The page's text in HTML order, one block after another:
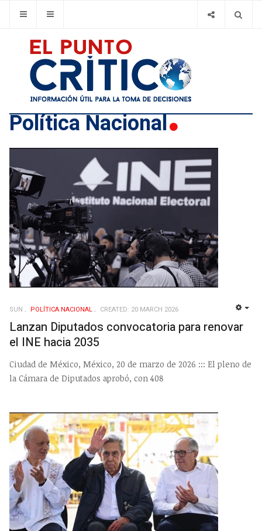
Polí­tica Nacional
SUN POLÍ­TICA NACIONAL CREATED: 20 MARCH 2026
Lanzan Diputados convocatoria para renovar
el INE hacia 2035
Ciudad de México, México, 20 de marzo de 2026 ::: El pleno de
la Cámara de Diputados aprobó, con 408